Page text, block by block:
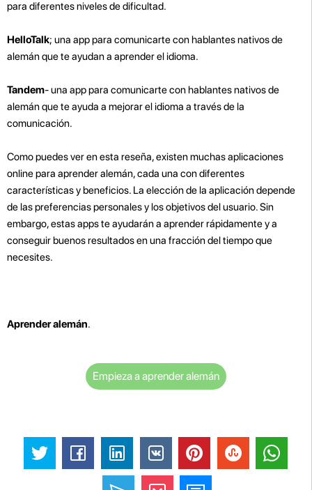
para diferentes niveles de dificultad.
HelloTalk; una app para comunicarte con hablantes nativos de
alemán que te ayudan a aprender el idioma.
Tandem- una app para comunicarte con hablantes nativos de
alemán que te ayuda a mejorar el idioma a través de la
comunicación.
Como puedes ver en esta reseña, existen muchas aplicaciones
online para aprender alemán, cada una con diferentes
características y beneficios. La elección de la aplicación depende
de las preferencias personales y los objetivos del usuario. Sin
embargo, estas apps te ayudarán a aprender rápidamente y a
conseguir buenos resultados en una fracción del tiempo que
necesites.
Aprender alemán.
Empieza a aprender alemán